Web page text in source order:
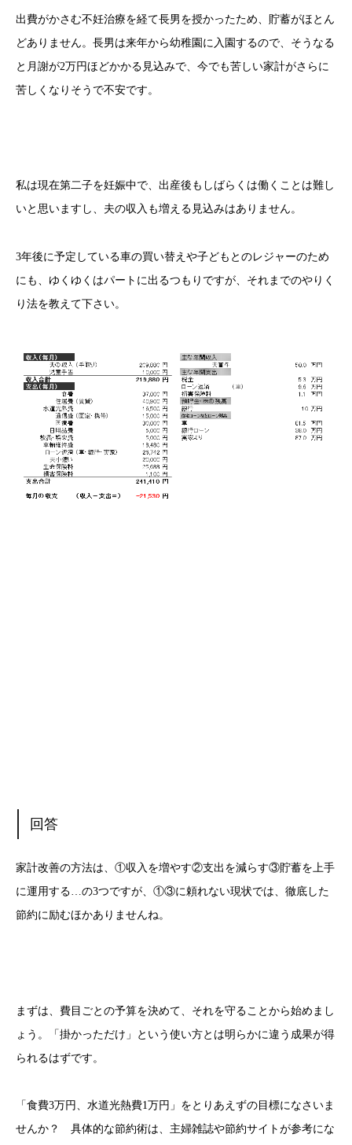
出費がかさむ不妊治療を経て長男を授かったため、貯蓄がほとん
どありません。長男は来年から幼稚園に入園するので、そうなる
と月謝が2万円ほどかかる見込みで、今でも苦しい家計がさらに
苦しくなりそうで不安です。
私は現在第二子を妊娠中で、出産後もしばらくは働くことは難し
いと思いますし、夫の収入も増える見込みはありません。
3年後に予定している車の買い替えや子どもとのレジャーのため
にも、ゆくゆくはパートに出るつもりですが、それまでのやりく
り法を教えて下さい。
回答
家計改善の方法は、①収入を増やす②支出を減らす③貯蓄を上手
に運用する…の3つですが、①③に頼れない現状では、徹底した
節約に励むほかありませんね。
まずは、費目ごとの予算を決めて、それを守ることから始めまし
ょう。「掛かっただけ」という使い方とは明らかに違う成果が得
られるはずです。
「食費3万円、水道光熱費1万円」をとりあえずの目標になさいま
せんか？ 具体的な節約術は、主婦雑誌や節約サイトが参考にな